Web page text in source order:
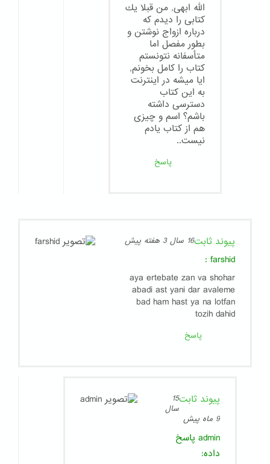
الله ابهى, من قبلا يك
كتابى را ديدم كه
درباره ازواج نوشتن و
بطور مفصل اما
متأسفانه نتونستم
كتاب را كامل بخونم,
ايا ميشه در اينترنت
به اين كتاب
دسترسى داشته
باشم؟ اسم و چيزى
هم از كتاب يادم
نيست..
پاسخ
پیوند ثابت16 سال 3 هفته پیش
farshid
:
aya ertebate zan va shohar
abadi ast yani dar avaleme
bad ham hast ya na lotfan
tozih dahid
پاسخ
پیوند ثابت15
سال
9 ماه پیش
admin پاسخ
داده: